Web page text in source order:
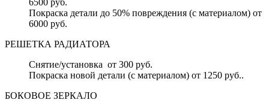
Покраска детали до 50% повреждения (с материалом) от
6000 руб.
РЕШЕТКА РАДИАТОРА
Снятие/установка от 300 руб.
Покраска новой детали (с материалом) от 1250 руб..
БОКОВОЕ ЗЕРКАЛО